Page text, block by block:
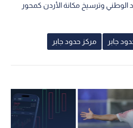
الوطني وترسيخ مكانة الأردن كمحور
جابر مركز حدود جابر